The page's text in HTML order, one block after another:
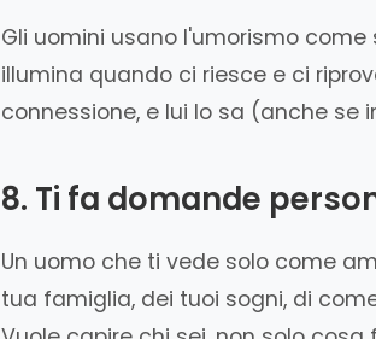
Gli uomini usano l'umorismo
illumina quando ci riesce e ci
connessione, e lui lo sa (anche se
8. Ti fa domande
Un uomo che ti vede solo come
tua famiglia, dei tuoi sogni, di